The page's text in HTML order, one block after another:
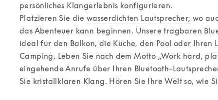
persönliches Klangerlebnis konfigurieren.
Platzieren Sie die wasserdichten Lautsprecher, wo
das Abenteuer kann beginnen. Unsere tragbaren
ideal für den Balkon, die Küche, den Pool oder Ihren
Camping. Leben Sie nach dem Motto „Work hard,
eingehende Anrufe über Ihren Bluetooth-
Sie kristallklaren Klang. Hören Sie Ihre Welt so, wie